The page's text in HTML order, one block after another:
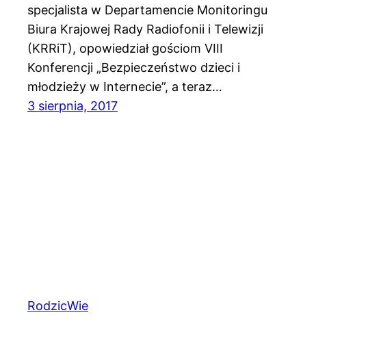
specjalista w Departamencie Monitoringu
Biura Krajowej Rady Radiofonii i Telewizji
(KRRiT), opowiedział gościom VIII
Konferencji „Bezpieczeństwo dzieci i
młodzieży w Internecie”, a teraz…
3 sierpnia, 2017
RodzicWie